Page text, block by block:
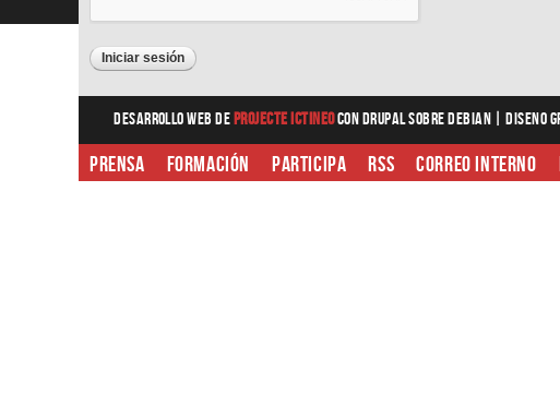
Desarrollo web de Projecte Ictineocon Drupal sobre Debian |diseno
Prensa Formación Participa RSS Correo interno